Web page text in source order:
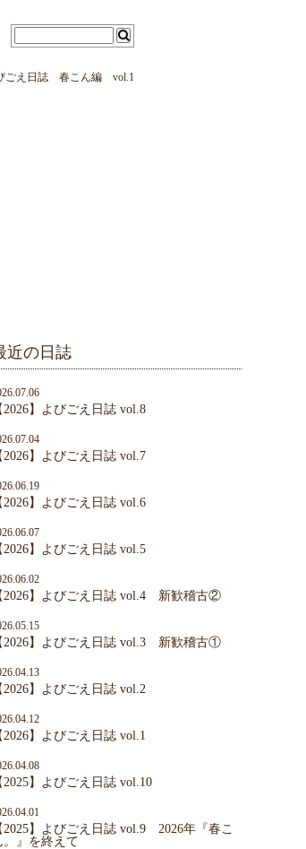
ごえ日誌 春こん編 vol.1
近の日誌
2026】よびごえ日誌 vol.8
2026】よびごえ日誌 vol.7
2026】よびごえ日誌 vol.6
2026】よびごえ日誌 vol.5
2026】よびごえ日誌 vol.4 新歓稽古②
2026】よびごえ日誌 vol.3 新歓稽古①
2026】よびごえ日誌 vol.2
2026】よびごえ日誌 vol.1
2025】よびごえ日誌 vol.10
2025】よびごえ日誌 vol.9 2026年『春こ
。』を終えて